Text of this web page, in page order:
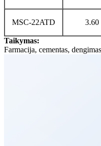
MSC-22ATD 3.60
Taikymas:
Farmacija, cementas,